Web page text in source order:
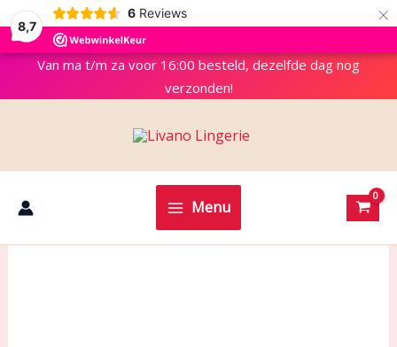
8,7
6 Reviews ×
Van ma t/m za voor 16:00 besteld, dezelfde dag nog
verzonden!
Menu